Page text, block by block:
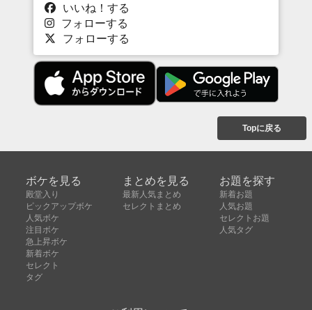
いいね！する
フォローする
フォローする
Topに戻る
ボケを見る
殿堂入り
ピックアップボケ
人気ボケ
注目ボケ
急上昇ボケ
新着ボケ
セレクト
タグ
まとめを見る
最新人気まとめ
セレクトまとめ
お題を探す
新着お題
人気お題
セレクトお題
人気タグ